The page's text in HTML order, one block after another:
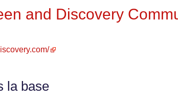
and Discovery
la base